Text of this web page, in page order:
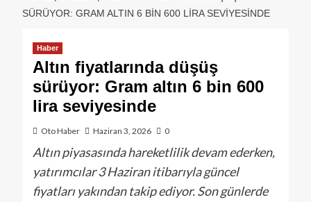
SÜRÜYOR: GRAM ALTIN 6 BIN 600 LIRA SEVIYESINDE
Haber
Altın fiyatlarında düşüş
sürüyor: Gram altın 6 bin 600
lira seviyesinde
Oto Haber Haziran 3, 2026 0
Altın piyasasında hareketlilik devam ederken,
yatırımcılar 3 Haziran itibarıyla güncel
fiyatları yakından takip ediyor. Son günlerde